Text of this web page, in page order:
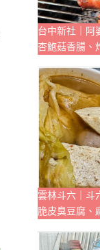
台中新社｜阿
杏鮑菇香腸、
雲林斗六｜斗
脆皮臭豆腐、